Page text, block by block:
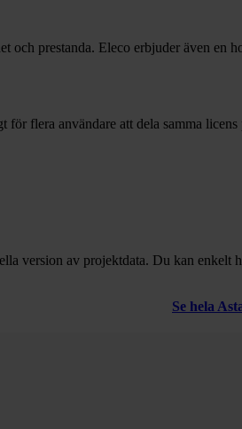
och prestanda. Eleco erbjuder även en
flera användare att dela samma
version av projektdata. Du kan enkelt
Se hela